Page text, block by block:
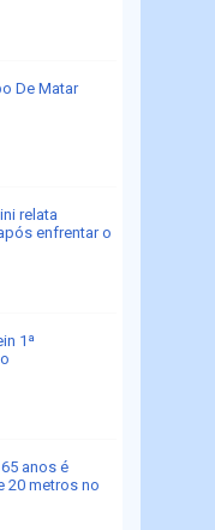
De Matar
relata
enfrentar o
1ª
anos é
20 metros no